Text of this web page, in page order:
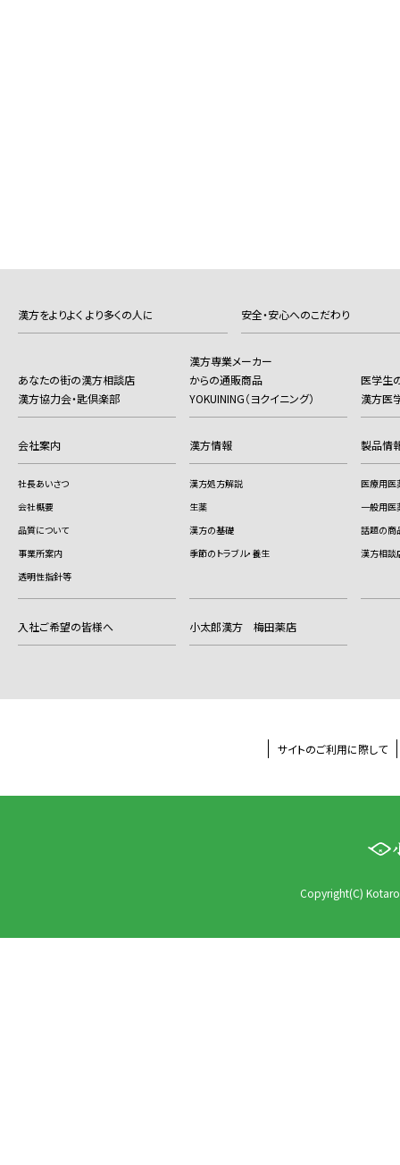
漢方をよりよく より多くの人に 安全・安心へのこだわり
あなたの街の漢方相談店
漢方協力会・匙倶楽部
漢方専業メーカー
からの通販商品
YOKUINING（ヨクイニング）
医学生
漢方医
会社案内
社長あいさつ
会社概要
品質について
事業所案内
透明性指針等
漢方情報
漢方処方解説
生薬
漢方の基礎
季節のトラブル・養生
製品情
医療用
一般用
話題の商
漢方相談
入社ご希望の皆様へ 小太郎漢方 梅田薬店
サイトのご利用に際して
Copyright(C)